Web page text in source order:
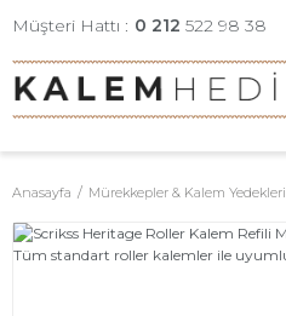
Müşteri Hattı : 0 212 522 98 38
Anasayfa Mürekkepler & Kalem Yedekleri